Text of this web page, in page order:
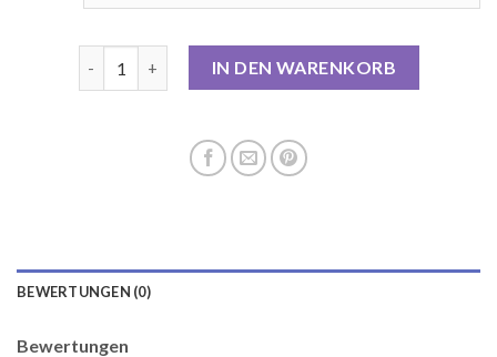
kamelhaarmantel MengeIN DEN WARENKORB
BEWERTUNGEN (0)
Bewertungen